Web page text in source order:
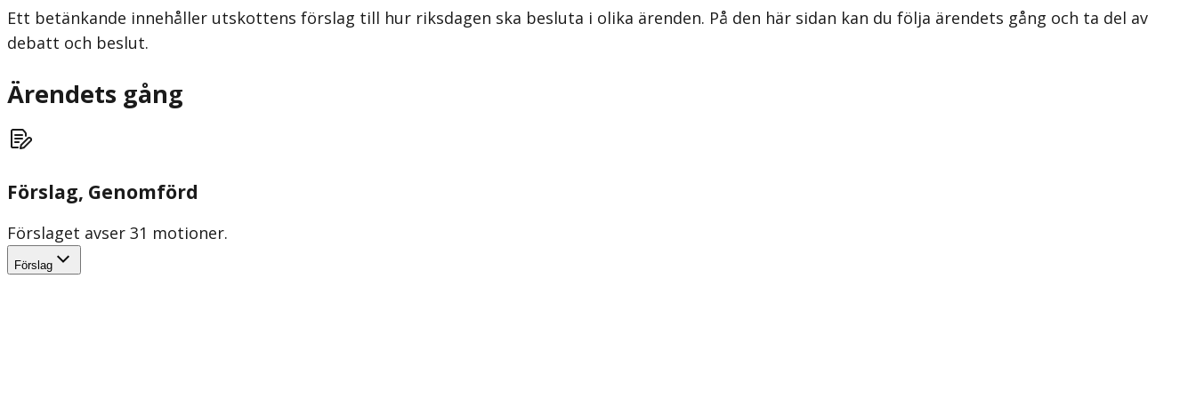
Ett betänkande innehåller utskottens förslag till hur riksdagen ska besluta i olika ärenden. På den här sidan kan du följa ärendets gång och ta del av
debatt och beslut.
Ärendets gång
Förslag, Genomförd
Förslaget avser 31 motioner.
Förslag